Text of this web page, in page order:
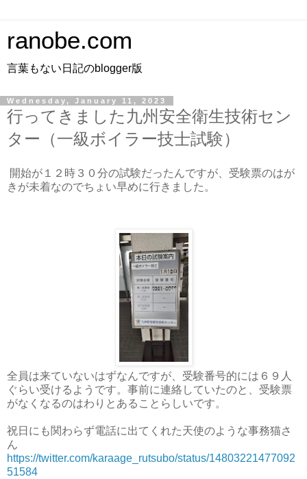
ranobe.com
言葉もない日記のblogger版
Wednesday, January 11, 2023
行ってきました九州安全衛生技術セン
ター（一級ボイラー技士試験）
開始が１２時３０分の試験だったんですが、受験票のはが
きが未着なのでちょい早めに行きました。
全員は来ていないはずなんですが、受験番号的には６９人
ぐらい受けるようです。事前に連絡していたのと、受験票
がなくなるのはわりとあることらしいです。
祝日にも関わらず電話に出てくれた天使のような事務猫さ
ん
https://twitter.com/karaage_rutsubo/status/14803221477092
51584